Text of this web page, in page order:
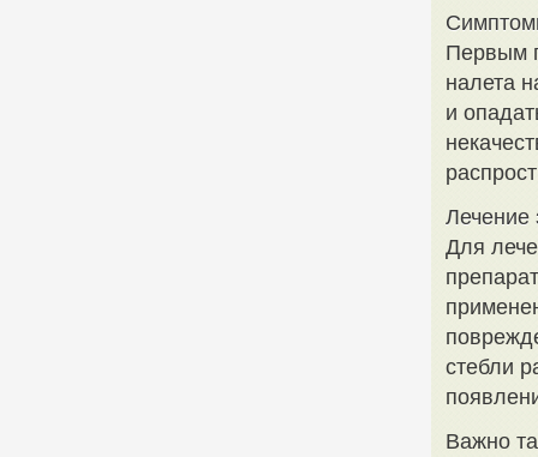
Первым
налета
и
Лечение
Для
стебли
Важно